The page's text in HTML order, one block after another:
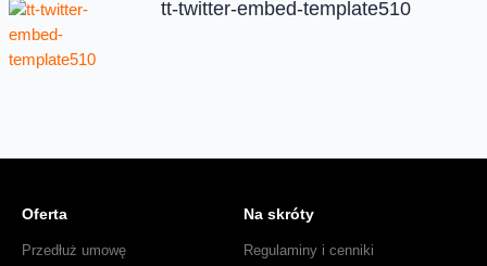
tt-twitter-embed-template510
Oferta
Przedłuż umowę
Na skróty
Regulaminy i cenniki